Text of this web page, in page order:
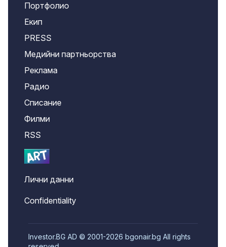
Портфолио
Екип
PRESS
Медийни партньорства
Реклама
Радио
Списание
Филми
RSS
Лични данни
Confidentiality
Investor.BG AD © 2001-2026 bgonair.bg All rights